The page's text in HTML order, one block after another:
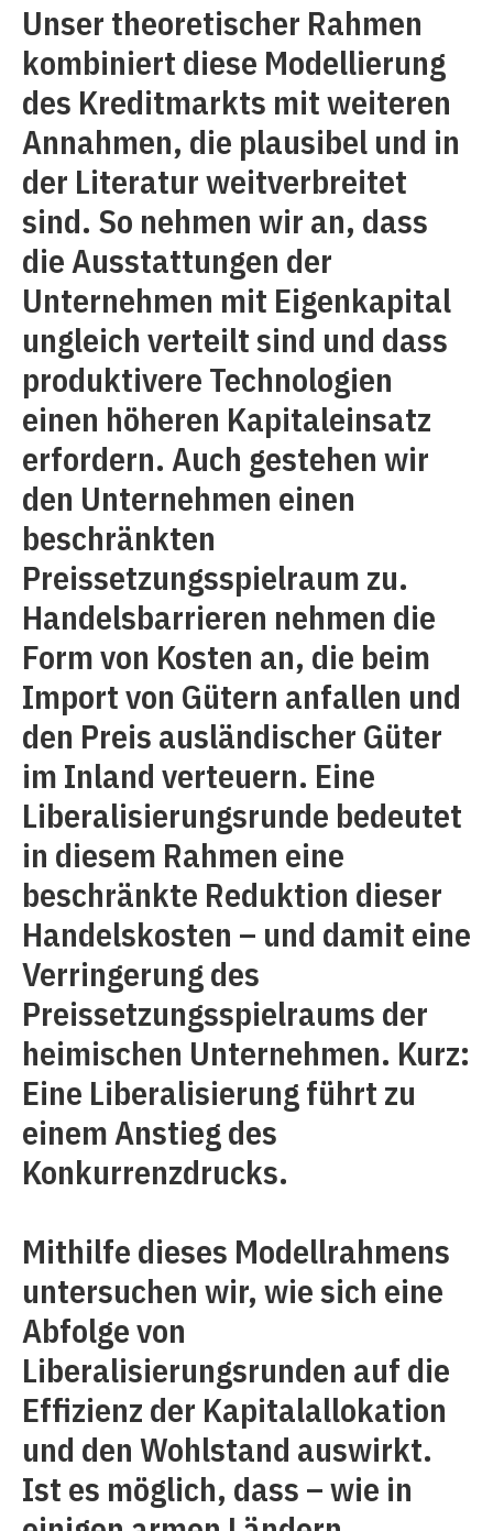
Unser theoretischer Rahmen
kombiniert diese Modellierung
des Kreditmarkts mit weiteren
Annahmen, die plausibel und in
der Literatur weitverbreitet
sind. So nehmen wir an, dass
die Ausstattungen der
Unternehmen mit Eigenkapital
ungleich verteilt sind und dass
produktivere Technologien
einen höheren Kapitaleinsatz
erfordern. Auch gestehen wir
den Unternehmen einen
beschränkten
Preissetzungsspielraum zu.
Handelsbarrieren nehmen die
Form von Kosten an, die beim
Import von Gütern anfallen und
den Preis ausländischer Güter
im Inland verteuern. Eine
Liberalisierungsrunde bedeutet
in diesem Rahmen eine
beschränkte Reduktion dieser
Handelskosten – und damit eine
Verringerung des
Preissetzungsspielraums der
heimischen Unternehmen. Kurz:
Eine Liberalisierung führt zu
einem Anstieg des
Konkurrenzdrucks.
Mithilfe dieses Modellrahmens
untersuchen wir, wie sich eine
Abfolge von
Liberalisierungsrunden auf die
Effizienz der Kapitalallokation
und den Wohlstand auswirkt.
Ist es möglich, dass – wie in